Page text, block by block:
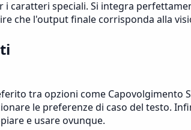
caratteri speciali. Si integra
che l'output finale corrisponda alla
tra opzioni come Capovolgimento
le preferenze di caso del testo.
e usare ovunque.